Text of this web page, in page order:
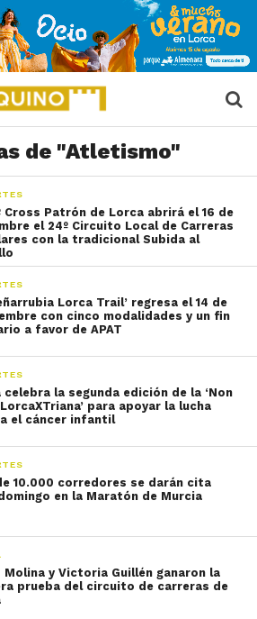
de "Atletismo"
Cross Patrón de Lorca abrirá el 16 de
el 24º Circuito Local de Carreras
con la tradicional Subida al
Lorca Trail’ regresa el 14 de
con cinco modalidades y un fin
a favor de APAT
celebra la segunda edición de la ‘Non
para apoyar la lucha
el cáncer infantil
10.000 corredores se darán cita
en la Maratón de Murcia
Molina y Victoria Guillén ganaron la
prueba del circuito de carreras de